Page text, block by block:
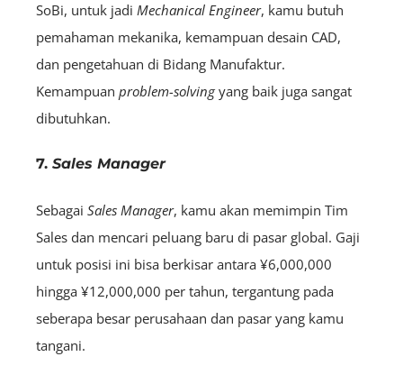
SoBi, untuk jadi Mechanical Engineer, kamu butuh
pemahaman mekanika, kemampuan desain CAD,
dan pengetahuan di Bidang Manufaktur.
Kemampuan problem-solvingyang baik juga sangat
dibutuhkan.
7. Sales Manager
Sebagai Sales Manager, kamu akan memimpin Tim
Sales dan mencari peluang baru di pasar global. Gaji
untuk posisi ini bisa berkisar antara ¥6,000,000
hingga ¥12,000,000 per tahun, tergantung pada
seberapa besar perusahaan dan pasar yang kamu
tangani.